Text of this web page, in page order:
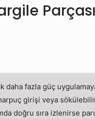
Parçası
fazla güç
girişi veya
doğru sıra izlenirse